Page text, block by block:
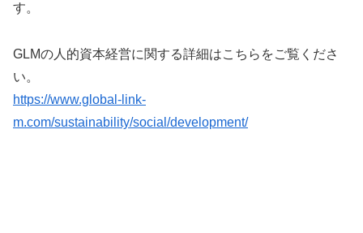
す。
GLMの人的資本経営に関する詳細はこちらをご覧くださ
い。
https://www.global-link-
m.com/sustainability/social/development/